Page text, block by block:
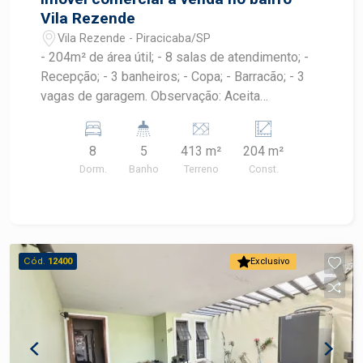
Vila Rezende
Vila Rezende - Piracicaba/SP
- 204m² de área útil; - 8 salas de atendimento; -
Recepção; - 3 banheiros; - Copa; - Barracão; - 3
vagas de garagem. Observação: Aceita
agente de desenvolvimento do mercado
imobiliário de Piracicaba. Agende sua visita!
8
Dorm.
5
Banho
413 m²
Terreno
204 m²
Const.
Exclusivo
Cód. 12400